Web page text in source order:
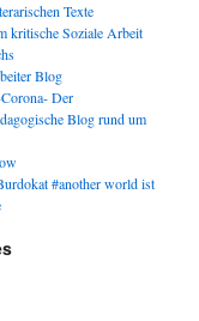
Texte
kritische Soziale Arbeit
Blog
Der
Blog rund um
#another world ist